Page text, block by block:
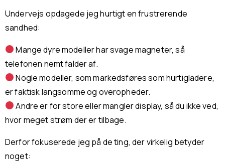
Undervejs opdagede jeg hurtigt en frustrerende
sandhed:
Mange dyre modeller har svage magneter, så
telefonen nemt falder af.
Nogle modeller, som markedsføres som hurtigladere,
er faktisk langsomme og overopheder.
Andre er for store eller mangler display, så du ikke ved,
hvor meget strøm der er tilbage.
Derfor fokuserede jeg på de ting, der virkelig betyder
noget: